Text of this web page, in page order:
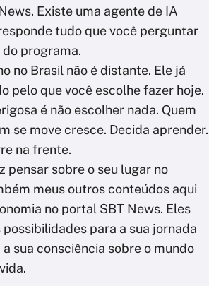
Existe uma agente de IA
tudo que você perguntar
programa.
no Brasil não é distante. Ele já
pelo que você escolhe fazer hoje.
é não escolher nada. Quem
se move cresce. Decida aprender.
na frente.
pensar sobre o seu lugar no
meus outros conteúdos aqui
no portal SBT News. Eles
para a sua jornada
sua consciência sobre o mundo